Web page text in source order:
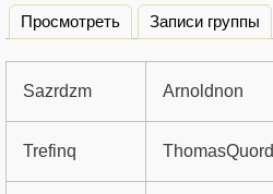
Главные вкладки
Просмотреть Записи группы
Sazrdzm Arnoldnon
Trefinq ThomasQuord